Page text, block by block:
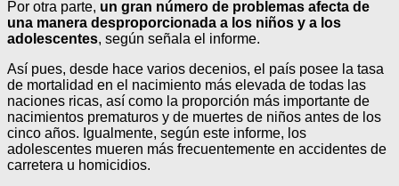
Por otra parte, un gran número de problemas afecta de
una manera desproporcionada a los niños y a los
adolescentes, según señala el informe.
Así pues, desde hace varios decenios, el país posee la tasa
de mortalidad en el nacimiento más elevada de todas las
naciones ricas, así como la proporción más importante de
nacimientos prematuros y de muertes de niños antes de los
cinco años. Igualmente, según este informe, los
adolescentes mueren más frecuentemente en accidentes de
carretera u homicidios.